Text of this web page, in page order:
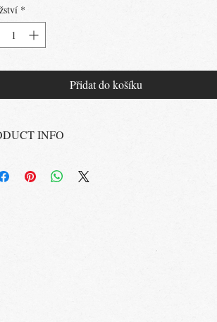
*
Přidat do košíku
INFO
hnědá
jemný prášek, nepoužívejte aviváž, perte se stejně